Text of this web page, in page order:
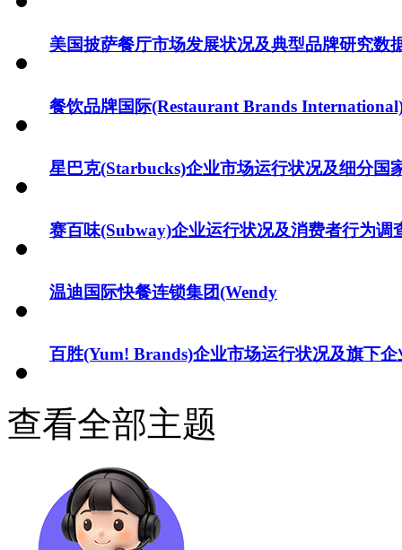
美国披萨餐厅市场发展状况及典型品牌研究数
餐饮品牌国际(Restaurant Brands
星巴克(Starbucks)企业市场运行状况及细分国
赛百味(Subway)企业运行状况及消费者行为调
温迪国际快餐连锁集团(Wendy
百胜(Yum! Brands)企业市场运行状况及旗下
查看全部主题